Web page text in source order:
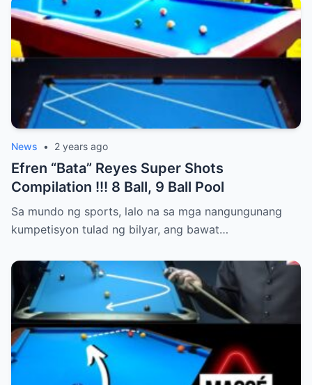
News • 2 years ago
Efren “Bata” Reyes Super Shots
Compilation !!! 8 Ball, 9 Ball Pool
Sa mundo ng sports, lalo na sa mga nangungunang
kumpetisyon tulad ng bilyar, ang bawat…